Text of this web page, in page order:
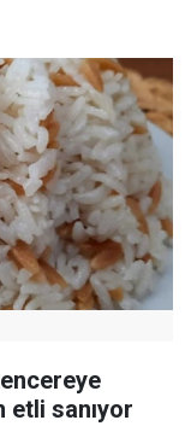
etli sanıyor